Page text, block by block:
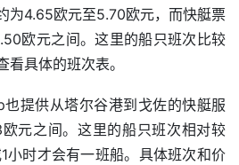
为4.65欧元至5.70欧元，而快艇票
欧元之间。这里的船只班次比较
具体的班次表。
提供从塔尔谷港到戈佐的快艇服
元之间。这里的船只班次相对较
小时才会有一班船。具体班次和价